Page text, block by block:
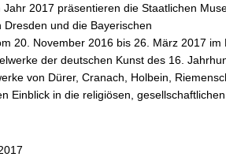
2017 präsentieren die Staatlichen
und die Bayerischen
20. November 2016 bis 26. März 2017 im
der deutschen Kunst des 16.
von Dürer, Cranach, Holbein,
Einblick in die religiösen,